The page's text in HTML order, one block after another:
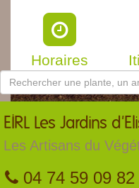
Horaires
EIRL Les Jardins
Les Artisans du
04 74 59 09 82